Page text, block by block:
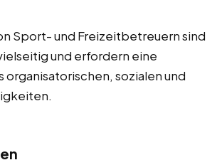
Sport- und Freizeitbetreuern sind
und erfordern eine
organisatorischen, sozialen und